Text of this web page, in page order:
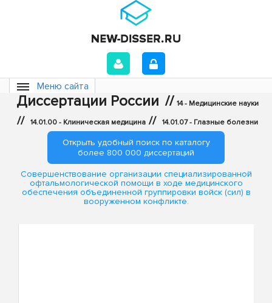
Меню сайта
Диссертации России // 14 - Медицинские науки
// 14.01.00 - Клиническая медицина // 14.01.07 - Глазные болезни
Открыть удобный поиск по каталогу
более 800 000 диссертаций
Совершенствование организации специализированной
офтальмологической помощи в ходе медицинского
обеспечения объединенной группировки войск (сил) в
вооруженном конфликте.